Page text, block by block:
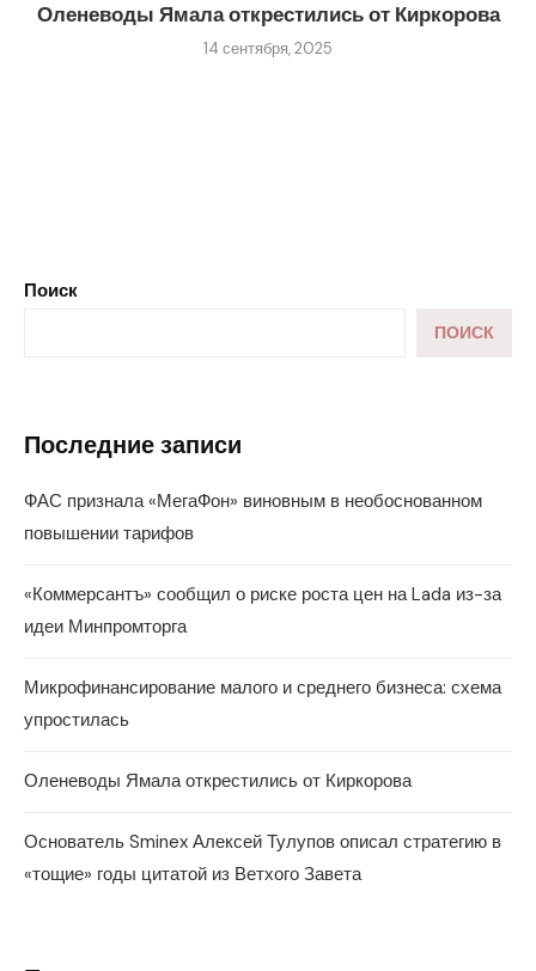
Оленеводы Ямала открестились от Киркорова
14 сентября, 2025
Поиск
ПОИСК
Последние записи
ФАС признала «МегаФон» виновным в необоснованном
повышении тарифов
«Коммерсантъ» сообщил о риске роста цен на Lada из-за
идеи Минпромторга
Микрофинансирование малого и среднего бизнеса: схема
упростилась
Оленеводы Ямала открестились от Киркорова
Основатель Sminex Алексей Тулупов описал стратегию в
«тощие» годы цитатой из Ветхого Завета